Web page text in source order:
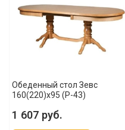
Обеденный стол Зевс
160(220)х95 (Р-43)
1 607 руб.